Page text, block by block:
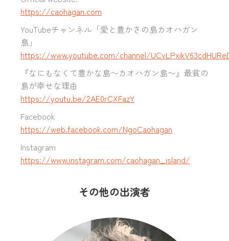
https://caohagan.com
YouTubeチャンネル「愛と豊かさの島カオハガン
島」
https://www.youtube.com/channel/
『なにもなくて豊かな島〜カオハガン島〜』最貧の
島が幸せな理由
https://youtu.be/2AE0rCXFazY
Facebook
https://web.facebook.com/NgoCaohagan
Instagram
https://www.instagram.com/caohagan_island/
その他の出演者